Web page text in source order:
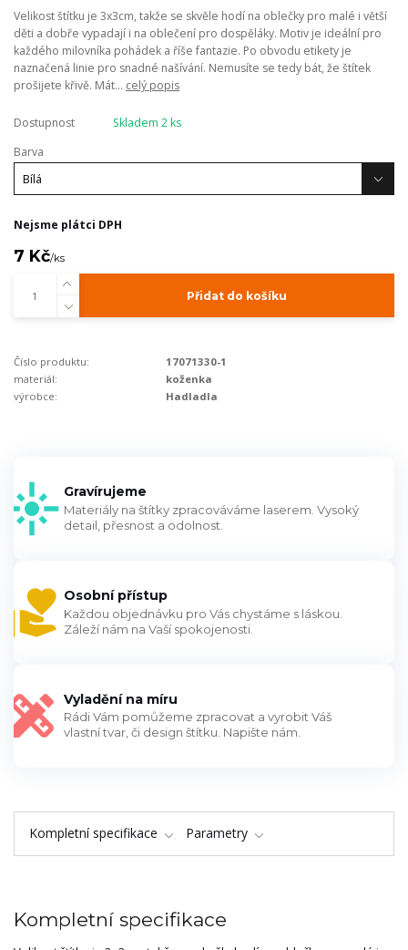
Velikost štítku je 3x3cm, takže se skvěle hodí na oblečky pro malé i větší
děti a dobře vypadají i na oblečení pro dospěláky. Motiv je ideální pro
každého milovníka pohádek a říše fantazie. Po obvodu etikety je
naznačená linie pro snadné našívání. Nemusíte se tedy bát, že štítek
prošijete křivě. Mát... celý popis
Dostupnost
Skladem 2 ks
Barva
Nejsme plátci DPH
7 Kč/ks
Přidat do košíku
Číslo produktu:
17071330-1
materiál:
koženka
výrobce:
Hadladla
Gravírujeme
Materiály na štítky zpracováváme laserem. Vysoký
detail, přesnost a odolnost.
Osobní přístup
Každou objednávku pro Vás chystáme s láskou.
Záleží nám na Vaší spokojenosti.
Vyladění na míru
Rádi Vám pomůžeme zpracovat a vyrobit Váš
vlastní tvar, či design štítku. Napište nám.
Kompletní specifikace Parametry
Kompletní specifikace